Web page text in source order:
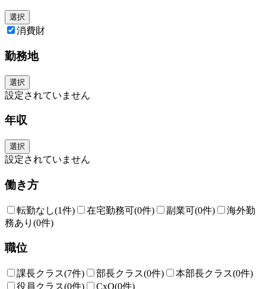
選択
消費財
勤務地
選択
設定されていません
年収
選択
設定されていません
働き方
転勤なし(1件) 在宅勤務可(0件) 副業可(0件)
海外勤
務あり (0件)
職位
課長クラス(7件) 部長クラス(0件) 本部長クラス(0件)
役員クラス(0件) CxO(0件)